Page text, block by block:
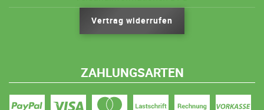
Vertrag widerrufen
ZAHLUNGSARTEN